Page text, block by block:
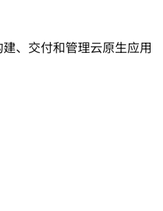
、交付和管理云原生应用